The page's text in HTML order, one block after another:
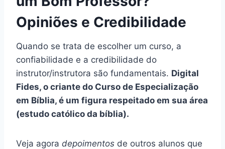
Opiniões e Credibilidade
Quando se trata de escolher um curso, a
confiabilidade e a credibilidade do
instrutor/instrutora são fundamentais. Digital
Fides, o criante do Curso de Especialização
em Bíblia, é um figura respeitado em sua área
(estudo católico da bíblia).
Veja agora depoimentos de outros alunos que